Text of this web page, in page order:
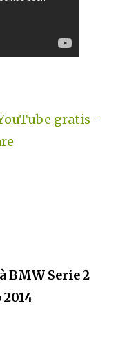
gratis -
BMW Serie 2